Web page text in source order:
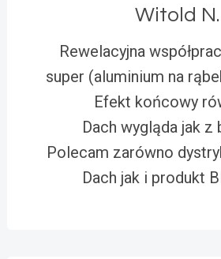
Witold N.
Rewelacyjna
super (aluminium na
Efekt końcowy
Dach wygląda jak z
Polecam zarówno
Dach jak i produkt